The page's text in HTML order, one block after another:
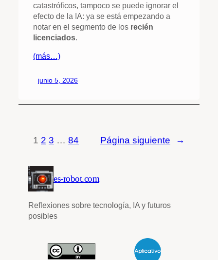
catastróficos, tampoco se puede ignorar el
efecto de la IA: ya se está empezando a
notar en el segmento de los recién
licenciados.
(más…)
junio 5, 2026
1 2 3 … 84 Página siguiente →
es-robot.com
Reflexiones sobre tecnología, IA y futuros
posibles